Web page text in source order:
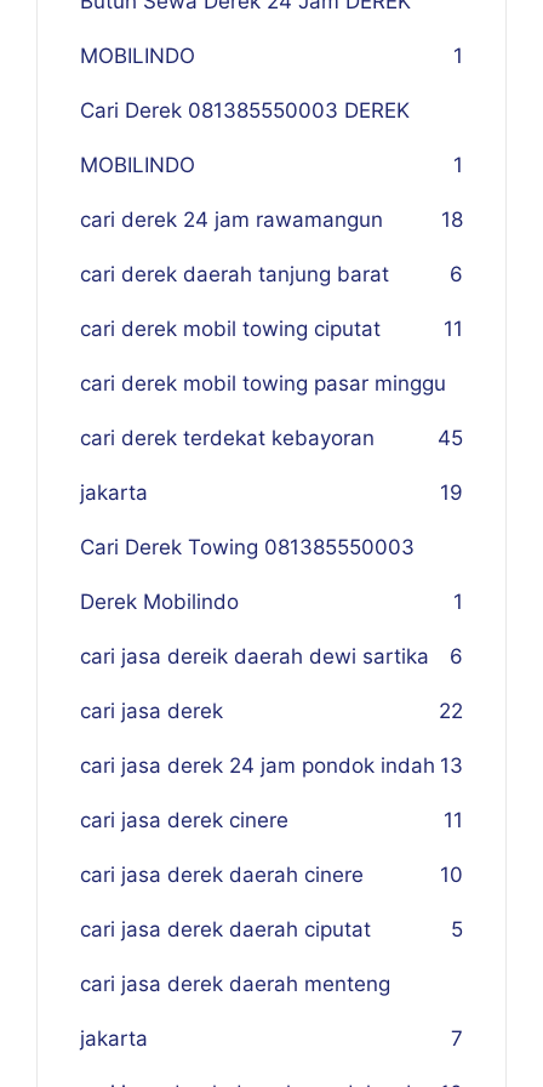
MOBILINDO 1
Cari Derek 081385550003 DEREK
MOBILINDO 1
cari derek 24 jam rawamangun 18
cari derek daerah tanjung barat 6
cari derek mobil towing ciputat 11
cari derek mobil towing pasar minggu
45
cari derek terdekat kebayoran
jakarta 19
Cari Derek Towing 081385550003
Derek Mobilindo 1
cari jasa dereik daerah dewi sartika 6
cari jasa derek 22
cari jasa derek 24 jam pondok indah 13
cari jasa derek cinere 11
cari jasa derek daerah cinere 10
cari jasa derek daerah ciputat 5
cari jasa derek daerah menteng
jakarta 7